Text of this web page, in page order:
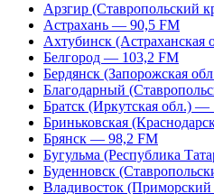
Арзгир (Ставропольский
Астрахань — 90,5 FM
Ахтубинск
Белгород — 103,2 FM
Бердянск (Запорожская
Благодарный
Братск (Иркутская обл.) —
Бриньковская
Брянск — 98,2 FM
Бугульма (Республика
Буденновск
Владивосток